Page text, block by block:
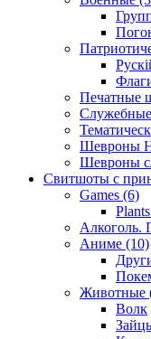
Печатные
Шевроны
Шевроны
Свитшоты с
Games (6)
Алкоголь.
Аниме (10)
Животные
Волк